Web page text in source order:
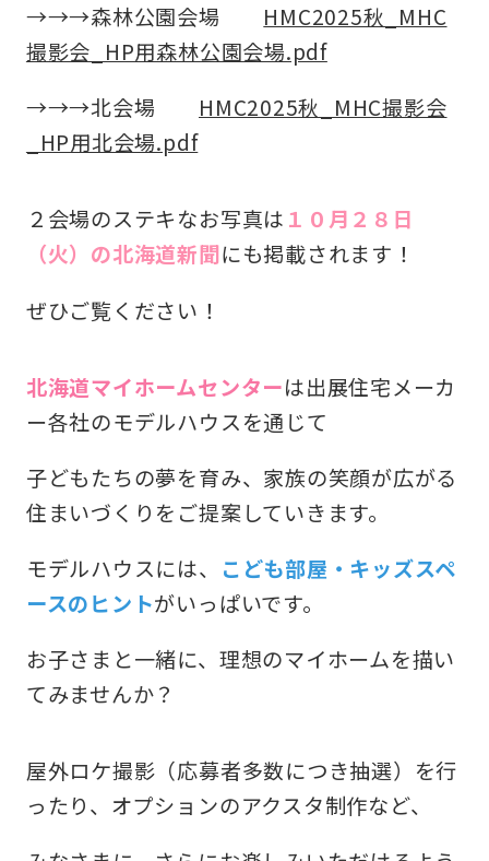
→→→森林公園会場 HMC2025秋_MHC
撮影会_HP用森林公園会場.pdf
→→→北会場 HMC2025秋_MHC撮影会
_HP用北会場.pdf
２会場のステキなお写真は １０月２８日
（火）の北海道新聞にも掲載されます！
ぜひご覧ください！
北海道マイホームセンターは出展住宅メーカ
ー各社のモデルハウスを通じて
子どもたちの夢を育み、家族の笑顔が広がる
住まいづくりをご提案していきます。
モデルハウスには、 こども部屋・キッズスペ
ースのヒントがいっぱいです。
お子さまと一緒に、理想のマイホームを描い
てみませんか？
屋外ロケ撮影（応募者多数につき抽選）を行
ったり、オプションのアクスタ制作など、